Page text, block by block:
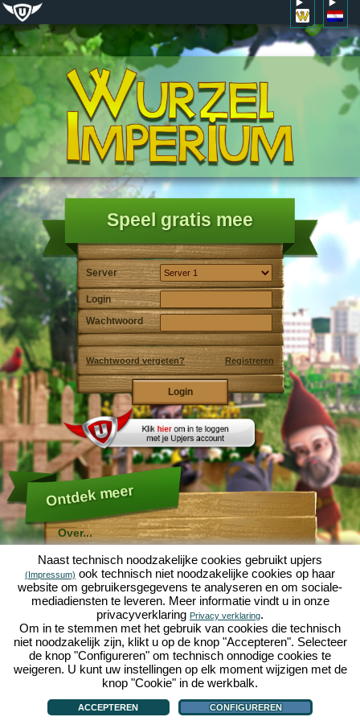
Speel gratis mee
Server
Login
Wachtwoord
Wachtwoord vergeten? Registreren
Ontdek meer
Over...
Molehill Empire ...
... is een leuke economische simulatie, die draait om
een microcosmos tuin. Als gratis browersspel speelt
het af in je webbowers, zonder extra downloads of
software!
Met de hulp van een ijverige tuinkabouter, kun je zelf je
eigen tuin van Eden namaken. Sla, wortelen, aardbeien,
spinazie of uien - Je mag zelf beslissen welke planten je
wilt kweken. Bezoek de vriendelijke stedenTuinzicht en
Bloesemdorpom te handelen met andere spelers, het
kopen van nieuwe planten en decoraties om je tuin op
te fleuren, lever aan je klanten en zorg er voor dat je
goede vrienden wordt met je buren... anders wordt je
wakker en is je tuin omgeploegd door een leger mollen!
Forum|Hulp|Contact/Voorwaarden/Privacy|upjers GmbH|Cookies beheren
Naast technisch noodzakelijke cookies gebruikt upjers
(Impressum) ook technisch niet noodzakelijke cookies op haar
website om gebruikersgegevens te analyseren en om sociale-
mediadiensten te leveren. Meer informatie vindt u in onze
privacyverklaring Privacy verklaring.
Om in te stemmen met het gebruik van cookies die technisch
niet noodzakelijk zijn, klikt u op de knop "Accepteren". Selecteer
de knop "Configureren" om technisch onnodige cookies te
weigeren. U kunt uw instellingen op elk moment wijzigen met de
knop "Cookie" in de werkbalk.
ACCEPTEREN CONFIGUREREN